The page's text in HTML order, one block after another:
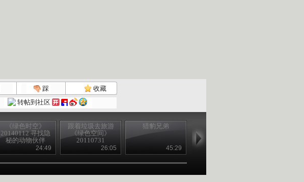
踩
收藏
转帖到社区
《绿色时空》
20140112 寻找隐
秘的动物伙伴
24:49
跟着垃圾去旅游
《绿色空间》
20110731
26:05
猎豹兄弟
45:29
狂 《绿色空间》